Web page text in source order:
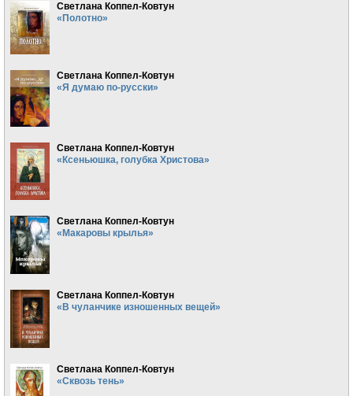
Светлана Коппел-Ковтун
«Полотно»
Светлана Коппел-Ковтун
«Я думаю по-русски»
Светлана Коппел-Ковтун
«Ксеньюшка, голубка Христова»
Светлана Коппел-Ковтун
«Макаровы крылья»
Светлана Коппел-Ковтун
«В чуланчике изношенных вещей»
Светлана Коппел-Ковтун
«Сквозь тень»